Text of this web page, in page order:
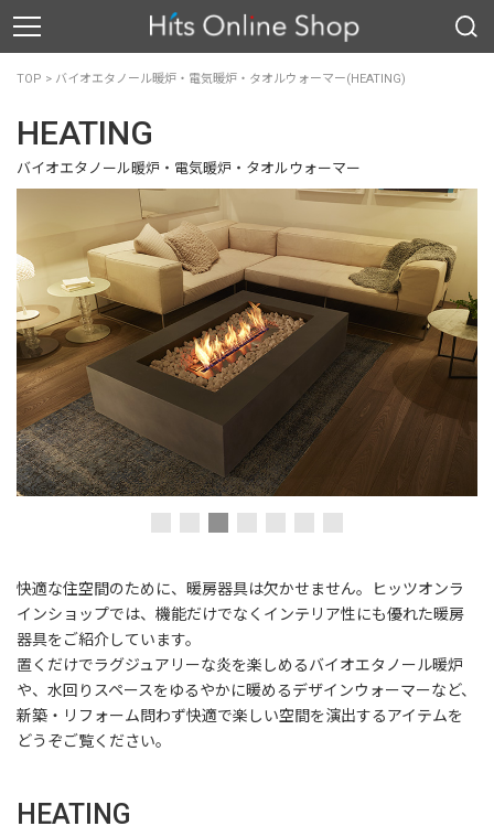
TOP > バイオエタノール暖炉・電気暖炉・タオルウォーマー(HEATING)
HEATING
バイオエタノール暖炉・電気暖炉・タオルウォーマー
快適な住空間のために、暖房器具は欠かせません。ヒッツオンラ
インショップでは、機能だけでなくインテリア性にも優れた暖房
器具をご紹介しています。
置くだけでラグジュアリーな炎を楽しめるバイオエタノール暖炉
や、水回りスペースをゆるやかに暖めるデザインウォーマーなど、
新築・リフォーム問わず快適で楽しい空間を演出するアイテムを
どうぞご覧ください。
HEATING